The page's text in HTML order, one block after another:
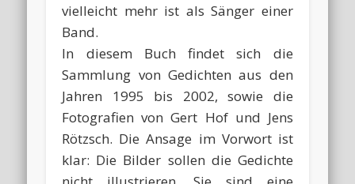
vielleicht mehr ist als Sänger einer
Band.
In diesem Buch findet sich die
Sammlung von Gedichten aus den
Jahren 1995 bis 2002, sowie die
Fotografien von Gert Hof und Jens
Rötzsch. Die Ansage im Vorwort ist
klar: Die Bilder sollen die Gedichte